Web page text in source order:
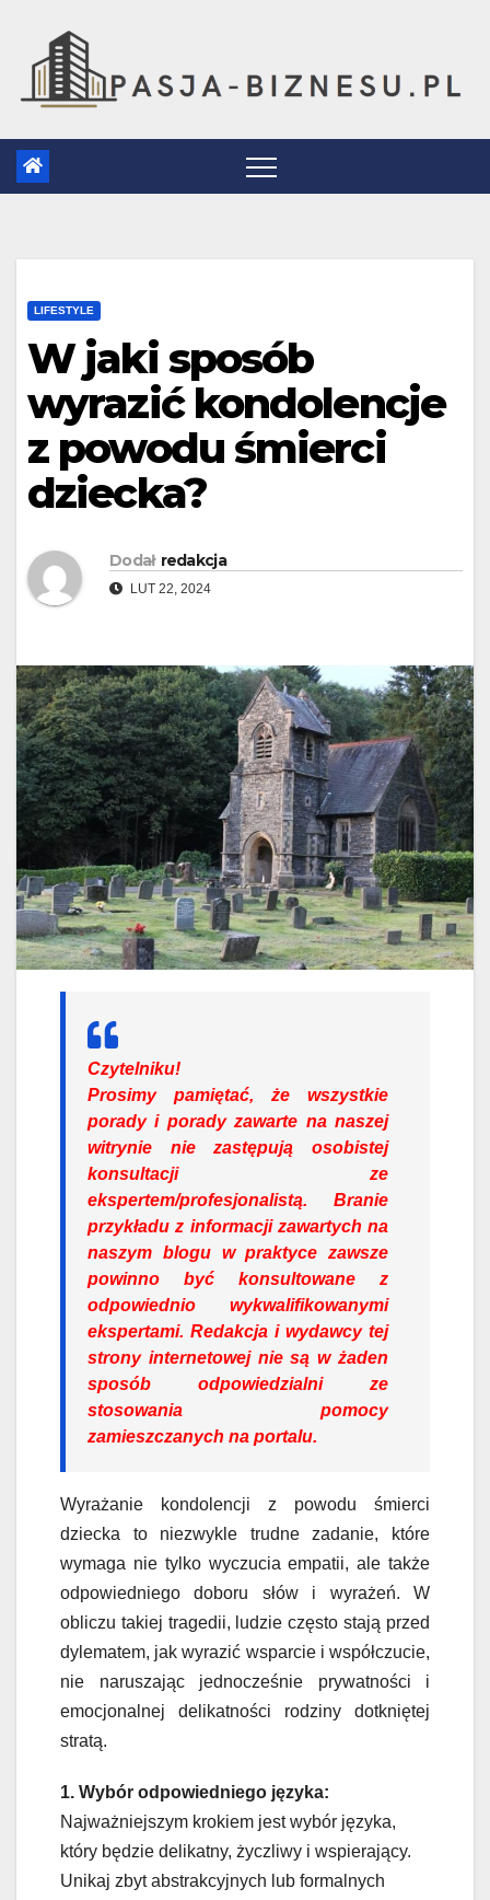
content
LIFESTYLE
W jaki sposób
wyrazić kondolencje
z powodu śmierci
dziecka?
Dodał redakcja
LUT 22, 2024
Czytelniku!
Prosimy pamiętać, że wszystkie
porady i porady zawarte na naszej
witrynie nie zastępują osobistej
konsultacji ze
ekspertem/profesjonalistą. Branie
przykładu z informacji zawartych na
naszym blogu w praktyce zawsze
powinno być konsultowane z
odpowiednio wykwalifikowanymi
ekspertami. Redakcja i wydawcy tej
strony internetowej nie są w żaden
sposób odpowiedzialni ze
stosowania pomocy
zamieszczanych na portalu.
Wyrażanie kondolencji z powodu śmierci
dziecka to niezwykle trudne zadanie, które
wymaga nie tylko wyczucia empatii, ale także
odpowiedniego doboru słów i wyrażeń. W
obliczu takiej tragedii, ludzie często stają przed
dylematem, jak wyrazić wsparcie i współczucie,
nie naruszając jednocześnie prywatności i
emocjonalnej delikatności rodziny dotkniętej
stratą.
1. Wybór odpowiedniego języka:
Najważniejszym krokiem jest wybór języka,
który będzie delikatny, życzliwy i wspierający.
Unikaj zbyt abstrakcyjnych lub formalnych